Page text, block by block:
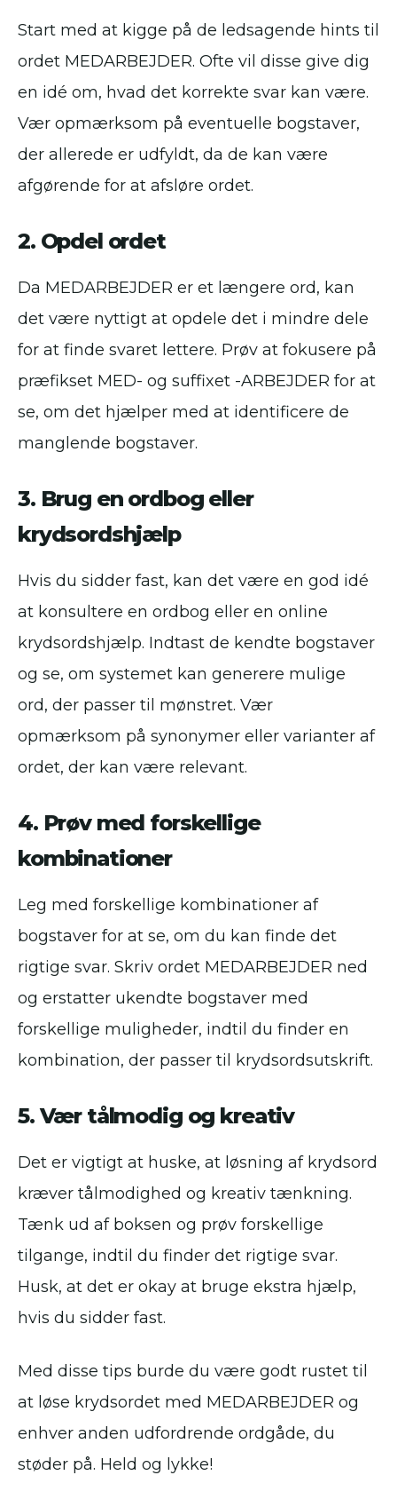
Start med at kigge på de ledsagende hints til
ordet MEDARBEJDER. Ofte vil disse give dig
en idé om, hvad det korrekte svar kan være.
Vær opmærksom på eventuelle bogstaver,
der allerede er udfyldt, da de kan være
afgørende for at afsløre ordet.
2. Opdel ordet
Da MEDARBEJDER er et længere ord, kan
det være nyttigt at opdele det i mindre dele
for at finde svaret lettere. Prøv at fokusere på
præfikset MED- og suffixet -ARBEJDER for at
se, om det hjælper med at identificere de
manglende bogstaver.
3. Brug en ordbog eller
krydsordshjælp
Hvis du sidder fast, kan det være en god idé
at konsultere en ordbog eller en online
krydsordshjælp. Indtast de kendte bogstaver
og se, om systemet kan generere mulige
ord, der passer til mønstret. Vær
opmærksom på synonymer eller varianter af
ordet, der kan være relevant.
4. Prøv med forskellige
kombinationer
Leg med forskellige kombinationer af
bogstaver for at se, om du kan finde det
rigtige svar. Skriv ordet MEDARBEJDER ned
og erstatter ukendte bogstaver med
forskellige muligheder, indtil du finder en
kombination, der passer til krydsordsutskrift.
5. Vær tålmodig og kreativ
Det er vigtigt at huske, at løsning af krydsord
kræver tålmodighed og kreativ tænkning.
Tænk ud af boksen og prøv forskellige
tilgange, indtil du finder det rigtige svar.
Husk, at det er okay at bruge ekstra hjælp,
hvis du sidder fast.
Med disse tips burde du være godt rustet til
at løse krydsordet med MEDARBEJDER og
enhver anden udfordrende ordgåde, du
støder på. Held og lykke!